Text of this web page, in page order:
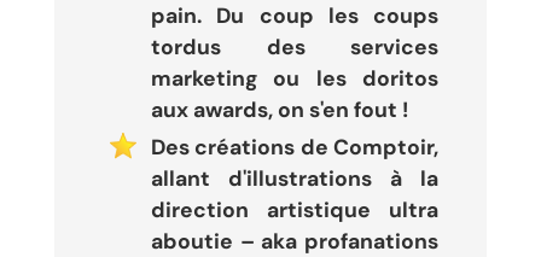
pain. Du coup les coups
tordus des services
marketing ou les doritos
aux awards, on s'en fout !
Des créations de Comptoir,
allant d'illustrations à la
direction artistique ultra
aboutie – aka profanations